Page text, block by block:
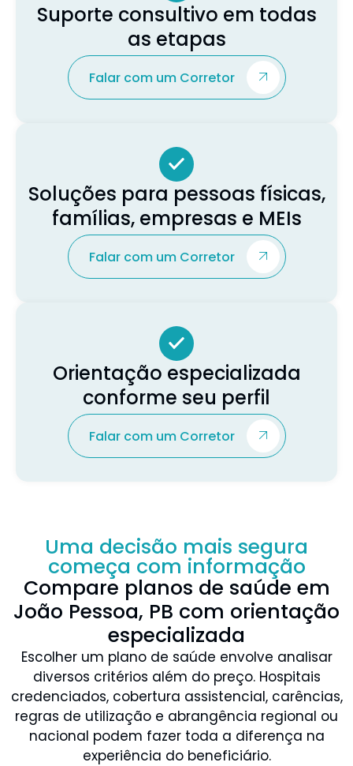
Suporte consultivo em todas
as etapas
Falar com um Corretor
Soluções para pessoas físicas,
famílias, empresas e MEIs
Falar com um Corretor
Orientação especializada
conforme seu perfil
Falar com um Corretor
Uma decisão mais segura
começa com informação
Compare planos de saúde em
João Pessoa, PB com orientação
especializada
Escolher um plano de saúde envolve analisar
diversos critérios além do preço. Hospitais
credenciados, cobertura assistencial, carências,
regras de utilização e abrangência regional ou
nacional podem fazer toda a diferença na
experiência do beneficiário.